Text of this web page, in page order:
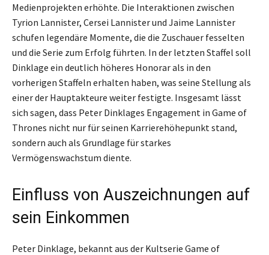
Medienprojekten erhöhte. Die Interaktionen zwischen
Tyrion Lannister, Cersei Lannister und Jaime Lannister
schufen legendäre Momente, die die Zuschauer fesselten
und die Serie zum Erfolg führten. In der letzten Staffel soll
Dinklage ein deutlich höheres Honorar als in den
vorherigen Staffeln erhalten haben, was seine Stellung als
einer der Hauptakteure weiter festigte. Insgesamt lässt
sich sagen, dass Peter Dinklages Engagement in Game of
Thrones nicht nur für seinen Karrierehöhepunkt stand,
sondern auch als Grundlage für starkes
Vermögenswachstum diente.
Einfluss von Auszeichnungen auf
sein Einkommen
Peter Dinklage, bekannt aus der Kultserie Game of